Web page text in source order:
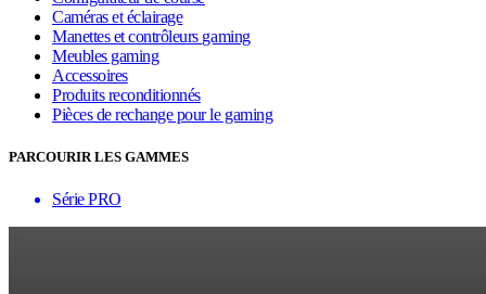
Caméras et éclairage
Manettes et contrôleurs gaming
Meubles gaming
Accessoires
Produits reconditionnés
Pièces de rechange pour le gaming
PARCOURIR LES GAMMES
Série PRO